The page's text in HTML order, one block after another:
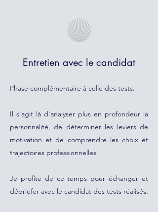
Entretien avec le candidat
Phase complémentaire à celle des tests.
Il s'agit là d'analyser plus en profondeur la
personnalité, de déterminer les leviers de
motivation et de comprendre les choix et
trajectoires professionnelles.
Je profite de ce temps pour échanger et
débriefer avec le candidat des tests réalisés.